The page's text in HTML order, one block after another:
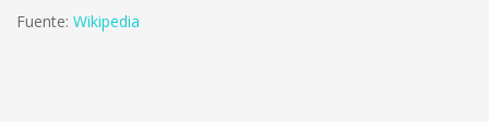
Fuente: Wikipedia